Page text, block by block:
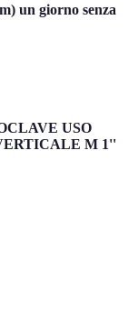
un giorno senza
USO
M 1''